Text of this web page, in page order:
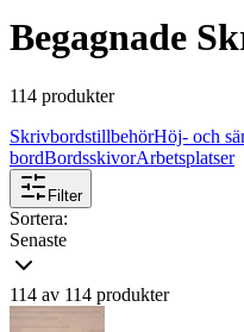
Begagnade
114 produkter
SkrivbordstillbehörHöj- och
bordBordsskivorArbetsplatser
Filter
Sortera:
Senaste
114 av 114 produkter